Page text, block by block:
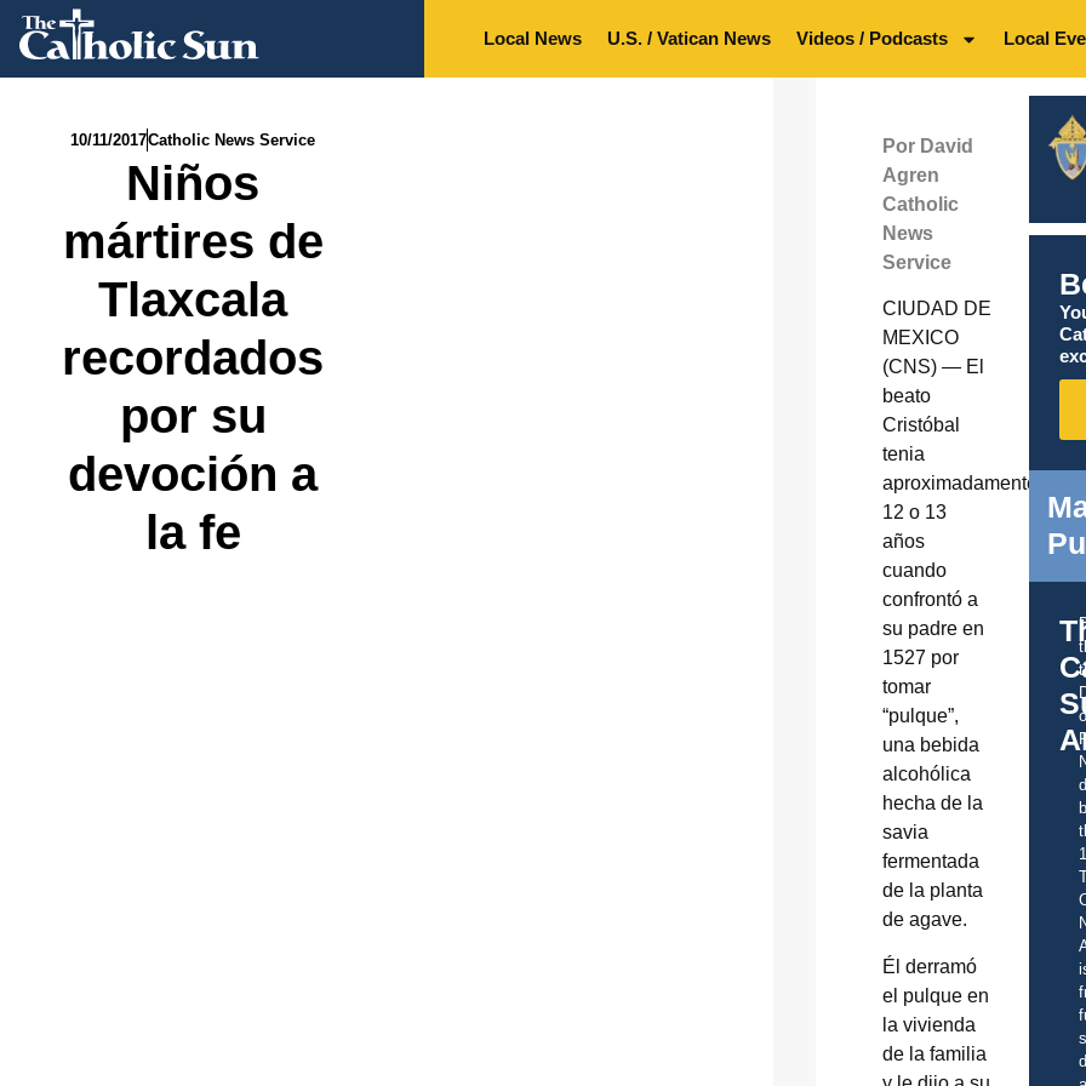
Local News U.S. / Vatican News Videos / Podcasts Local
10/11/2017Catholic News Service
Niños
mártires de
Tlaxcala
recordados
por su
devoción a
la fe
Por David
Agren
Catholic
News
Service
CIUDAD DE
MEXICO
(CNS) — El
beato
Cristóbal
tenia
aproximadamente
12 o 13
años
cuando
confrontó a
su padre en
1527 por
tomar
“pulque”,
una bebida
alcohólica
hecha de la
savia
fermentada
de la planta
de agave.
Él derramó
el pulque en
la vivienda
de la familia